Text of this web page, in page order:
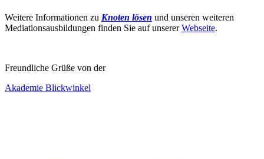
Weitere Informationen zu Knoten lösen und unseren weiteren
Mediationsausbildungen finden Sie auf unsererWebseite.
Freundliche Grüße von der
Akademie Blickwinkel